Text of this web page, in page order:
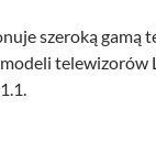
szeroką gamą
telewizorów